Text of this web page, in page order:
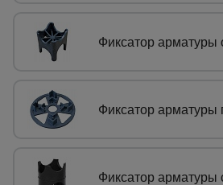
Фиксатор арматуры
Фиксатор арматуры
Фиксатор арматуры
Фанера